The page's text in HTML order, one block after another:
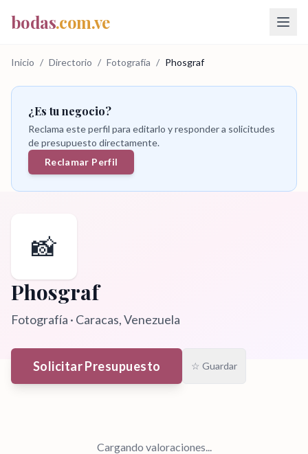
bodas.com.ve
Inicio / Directorio / Fotografía / Phosgraf
¿Es tu negocio?
Reclama este perfil para editarlo y responder a solicitudes
de presupuesto directamente.
Reclamar Perfil
📸
Phosgraf
Fotografía · Caracas, Venezuela
Solicitar Presupuesto ☆ Guardar
Cargando valoraciones...